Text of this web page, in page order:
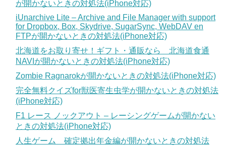
が開かないときの対処法(iPhone対応)
iUnarchive Lite – Archive and File Manager with support
for Dropbox, Box, Skydrive, SugarSync, WebDAV en
FTPが開かないときの対処法(iPhone対応)
北海道をお取り寄せ！ギフト・通販なら 北海道食通
NAVIが開かないときの対処法(iPhone対応)
Zombie Ragnarokが開かないときの対処法(iPhone対応)
完全無料クイズfor獣医寄生虫学が開かないときの対処法
(iPhone対応)
F1 レース ノックアウト – レーシングゲームが開かない
ときの対処法(iPhone対応)
人生ゲーム 確定拠出年金編が開かないときの対処法